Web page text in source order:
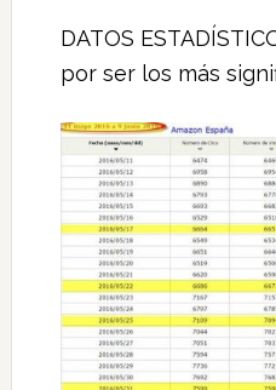
DATOS
por ser los más